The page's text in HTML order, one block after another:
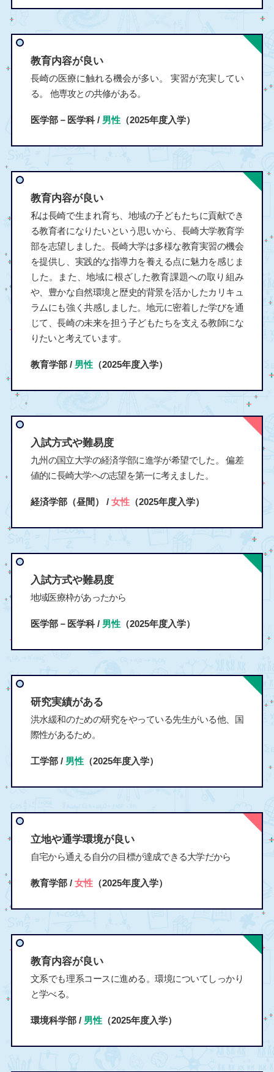
教育内容が良い
長崎の医療に触れる機会が多い。 実習が充実してい
る。 他専攻との共修がある。
医学部－医学科 / 男性（2025年度入学）
教育内容が良い
私は長崎で生まれ育ち、地域の子どもたちに貢献でき
る教育者になりたいという思いから、長崎大学教育学
部を志望しました。長崎大学は多様な教育実習の機会
を提供し、実践的な指導力を養える点に魅力を感じま
した。また、地域に根ざした教育課題への取り組み
や、豊かな自然環境と歴史的背景を活かしたカリキュ
ラムにも強く共感しました。地元に密着した学びを通
じて、長崎の未来を担う子どもたちを支える教師にな
りたいと考えています。
教育学部 / 男性（2025年度入学）
入試方式や難易度
九州の国立大学の経済学部に進学が希望でした。 偏差
値的に長崎大学への志望を第一に考えました。
経済学部（昼間） / 女性（2025年度入学）
入試方式や難易度
地域医療枠があったから
医学部－医学科 / 男性（2025年度入学）
研究実績がある
洪水緩和のための研究をやっている先生がいる他、国
際性があるため。
工学部 / 男性（2025年度入学）
立地や通学環境が良い
自宅から通える自分の目標が達成できる大学だから
教育学部 / 女性（2025年度入学）
教育内容が良い
文系でも理系コースに進める。環境についてしっかり
と学べる。
環境科学部 / 男性（2025年度入学）